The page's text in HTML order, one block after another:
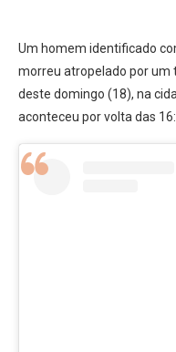
Um homem identificado
morreu atropelado por um
deste domingo (18), na
aconteceu por volta das